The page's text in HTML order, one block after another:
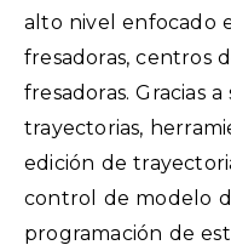
alto nivel enfocado
fresadoras, centros
fresadoras. Gracias
trayectorias,
edición de
control de modelo
programación de